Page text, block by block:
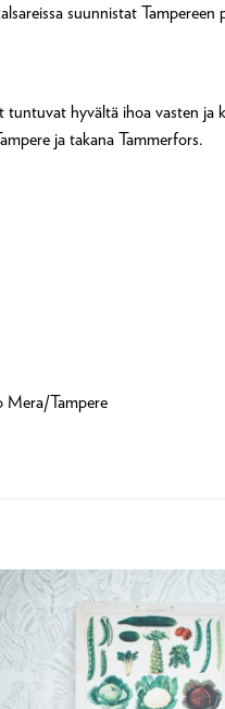
suunnistat
hyvältä ihoa vasten
ja takana Tammerfors.
Mera/Tampere